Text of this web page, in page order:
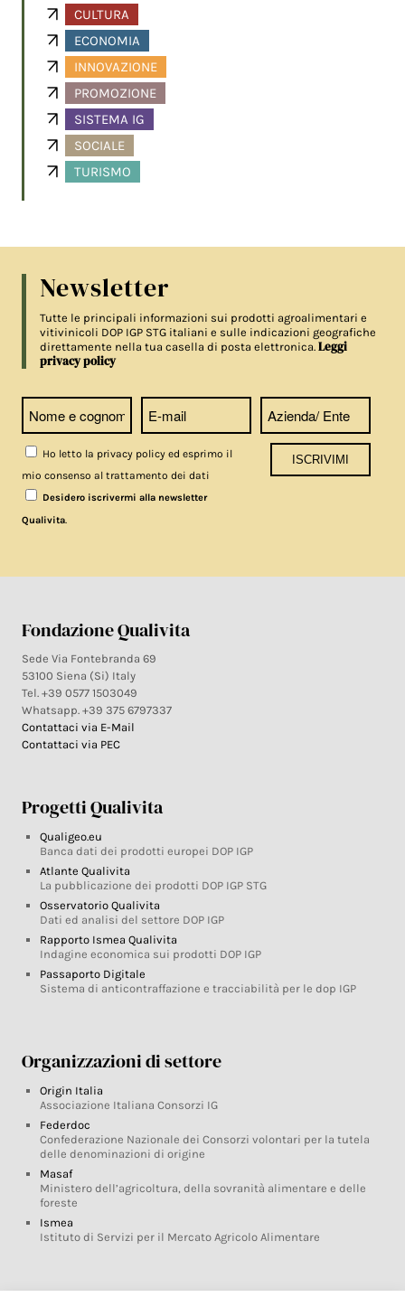
CULTURA
ECONOMIA
INNOVAZIONE
PROMOZIONE
SISTEMA IG
SOCIALE
TURISMO
Newsletter
Tutte le principali informazioni sui prodotti agroalimentari e
vitivinicoli DOP IGP STG italiani e sulle indicazioni geografiche
direttamente nella tua casella di posta elettronica.Leggi
privacy policy
Ho letto la privacy policy ed esprimo il
mio consenso al trattamento dei dati
Desidero iscrivermi alla newsletter
Qualivita.
Fondazione Qualivita
Sede Via Fontebranda 69
53100 Siena (Si) Italy
Tel. +39 0577 1503049
Whatsapp. +39 375 6797337
Contattaci via E-Mail
Contattaci via PEC
Progetti Qualivita
Qualigeo.eu
Banca dati dei prodotti europei DOP IGP
Atlante Qualivita
La pubblicazione dei prodotti DOP IGP STG
Osservatorio Qualivita
Dati ed analisi del settore DOP IGP
Rapporto Ismea Qualivita
Indagine economica sui prodotti DOP IGP
Passaporto Digitale
Sistema di anticontraffazione e tracciabilità per le dop IGP
Organizzazioni di settore
Origin Italia
Associazione Italiana Consorzi IG
Federdoc
Confederazione Nazionale dei Consorzi volontari per la tutela
delle denominazioni di origine
Masaf
Ministero dell’agricoltura, della sovranità alimentare e delle
foreste
Ismea
Istituto di Servizi per il Mercato Agricolo Alimentare